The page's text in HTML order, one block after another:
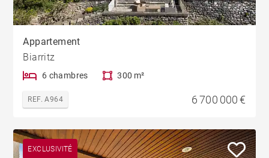
Appartement
Biarritz
6 chambres 300 m²
REF. A964 6 700 000 €
EXCLUSIVITÉ